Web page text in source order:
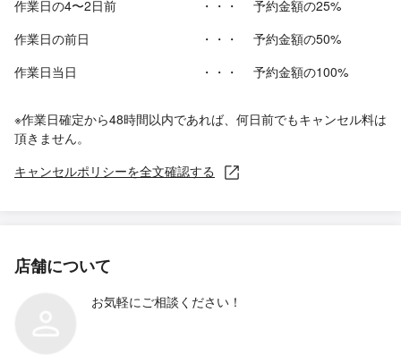
作業日の4〜2日前 ・・・
予約金額の25%
作業日の前日
・・・
予約金額の50%
作業日当日
・・・ 予約金額の100%
※作業日確定から48時間以内であれば、何日前でもキャンセル料は
頂きません。
キャンセルポリシーを全文確認する
店舗について
お気軽にご相談ください！